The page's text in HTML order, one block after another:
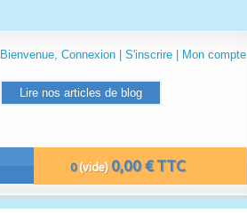
Bienvenue, Connexion | S'inscrire | Mon compte
0 (vide) 0,00 € TTC
Lire nos articles de blog